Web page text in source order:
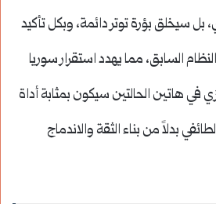
سيخلق بؤرة توتر دائمة، وبكل تأكيد
السابق، مما يهدد استقرار سوريا
في هاتين الحالتين سيكون بمثابة أداة
بدلاً من بناء الثقة والاندماج